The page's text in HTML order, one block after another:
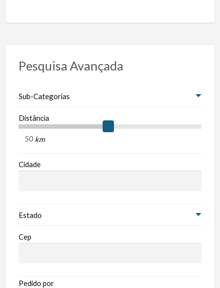
Pesquisa Avançada
Sub-Categorias
Distância
km
Cidade
Estado
Cep
Pedido por